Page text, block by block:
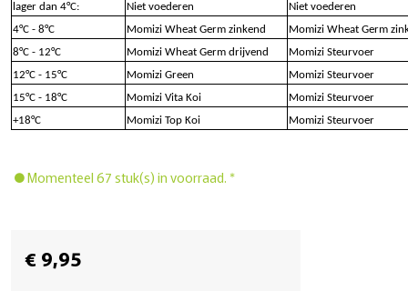
lager dan 4°C:
Niet voederen
Niet voederen
4°C - 8°C
Momizi Wheat Germ zinkend
Momizi Wheat Germ
8°C - 12°C
Momizi Wheat Germ drijvend
Momizi Steurvoer
12°C - 15°C
Momizi Green
Momizi Steurvoer
15°C - 18°C
Momizi Vita Koi
Momizi Steurvoer
+18°C
Momizi Top Koi Momizi Steurvoer
Momenteel 67 stuk(s) in voorraad. *
€ 9,95